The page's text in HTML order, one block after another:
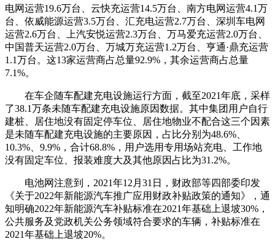
电网运营19.6万台、云快充运营14.5万台、南方电网运营4.1万
台、依威能源运营3.5万台、汇充电运营2.7万台、深圳车电网
运营2.6万台、上汽安悦运营2.3万台、万马爱充运营2.0万台、
中国普天运营2.0万台、万城万充运营1.2万台、亨通·鼎充运营
1.1万台。这13家运营商占总量92.9%，其余运营商占总量
7.1%。
在车企随车配建充电设施运行方面，截至2021年底，采样
了38.1万条未随车配建充电设施原因数据。其中集团用户自行
建桩、居住地没有固定停车位、居住地物业不配合这三个因素
是未随车配建充电设施的主要原因，占比分别为48.6%、
10.3%、9.9%，合计68.8%，用户选用专用场站充电、工作地
没有固定车位、报装难度大及其他原因占比为31.2%。
电池网注意到，2021年12月31日，财政部等四部委印发
《关于2022年新能源汽车推广应用财政补贴政策的通知》，通
知明确2022年新能源汽车补贴标准在2021年基础上退坡30%，
公共服务及党政机关公务领域符合要求的车辆，补贴标准在
2021年基础上退坡20%。